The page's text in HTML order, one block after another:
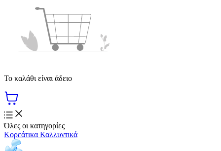
Το καλάθι είναι άδειο
Όλες οι κατηγορίες
Κορεάτικα Καλλυντικά